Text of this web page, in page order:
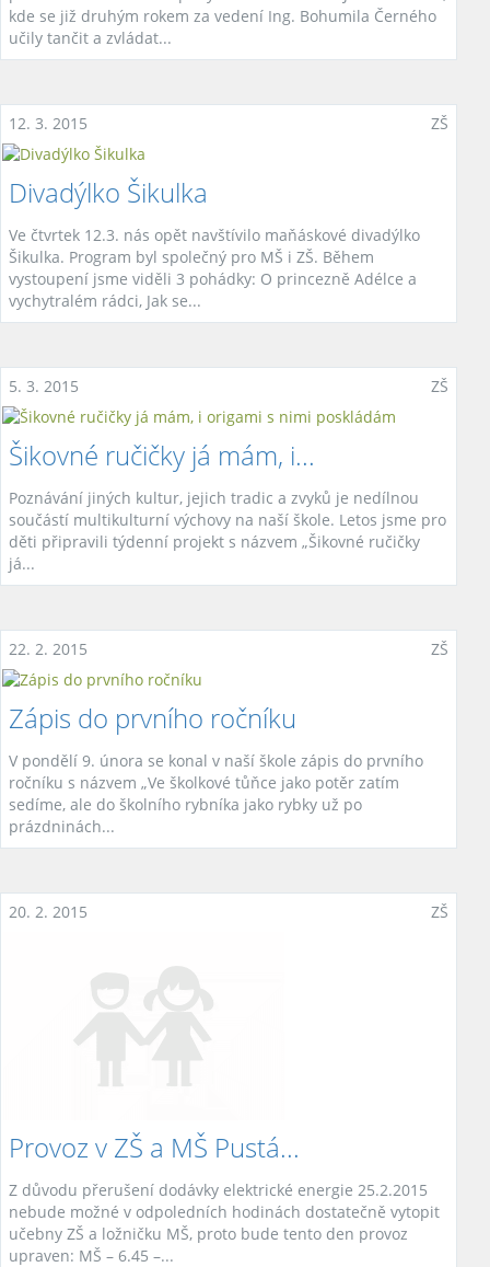
kde se již druhým rokem za vedení Ing. Bohumila Černého
učily tančit a zvládat...
12. 3. 2015 ZŠ
Divadýlko Šikulka
Ve čtvrtek 12.3. nás opět navštívilo maňáskové divadýlko
Šikulka. Program byl společný pro MŠ i ZŠ. Během
vystoupení jsme viděli 3 pohádky: O princezně Adélce a
vychytralém rádci, Jak se...
5. 3. 2015 ZŠ
Šikovné ručičky já mám, i...
Poznávání jiných kultur, jejich tradic a zvyků je nedílnou
součástí multikulturní výchovy na naší škole. Letos jsme pro
děti připravili týdenní projekt s názvem „Šikovné ručičky
já...
22. 2. 2015 ZŠ
Zápis do prvního ročníku
V pondělí 9. února se konal v naší škole zápis do prvního
ročníku s názvem „Ve školkové tůňce jako potěr zatím
sedíme, ale do školního rybníka jako rybky už po
prázdninách...
20. 2. 2015 ZŠ
Provoz v ZŠ a MŠ Pustá...
Z důvodu přerušení dodávky elektrické energie 25.2.2015
nebude možné v odpoledních hodinách dostatečně vytopit
učebny ZŠ a ložničku MŠ, proto bude tento den provoz
upraven: MŠ – 6.45 –...